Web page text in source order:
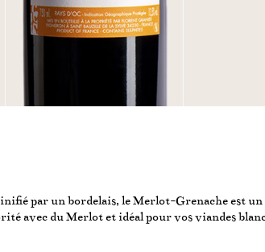
par un bordelais, le Merlot-Grenache est
avec du Merlot et idéal pour vos viandes